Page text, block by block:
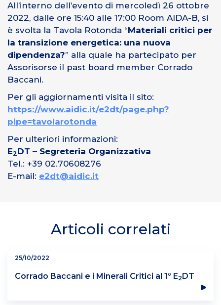
All’interno dell’evento di mercoledì 26 ottobre
2022, dalle ore 15:40 alle 17:00 Room AIDA-B, si
è svolta la Tavola Rotonda “Materiali critici per
la transizione energetica: una nuova
dipendenza?” alla quale ha partecipato per
Assorisorse il past board member Corrado
Baccani.
Per gli aggiornamenti visita il sito:
https://www.aidic.it/e2dt/page.php?
pipe=tavolarotonda
Per ulteriori informazioni:
E2DT – Segreteria Organizzativa
Tel.: +39 02.70608276
E-mail: e2dt@aidic.it
Articoli correlati
Corrado Baccani e i Minerali Critici al 1° E2DT
25/10/2022